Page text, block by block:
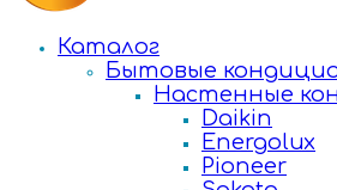
Каталог
Бытовые
Настенные
Daikin
Energolux
Pioneer